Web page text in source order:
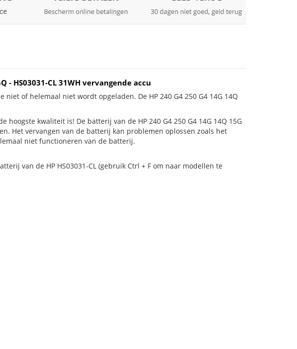
- HS03031-CL 31WH vervangende accu
of helemaal niet wordt opgeladen. De HP 240 G4 250 G4 14G 14Q
kwaliteit is! De batterij van de HP 240 G4 250 G4 14G 14Q 15G
Het vervangen van de batterij kan problemen oplossen zoals het
niet functioneren van de batterij.
van de HP HS03031-CL (gebruik Ctrl + F om naar modellen te